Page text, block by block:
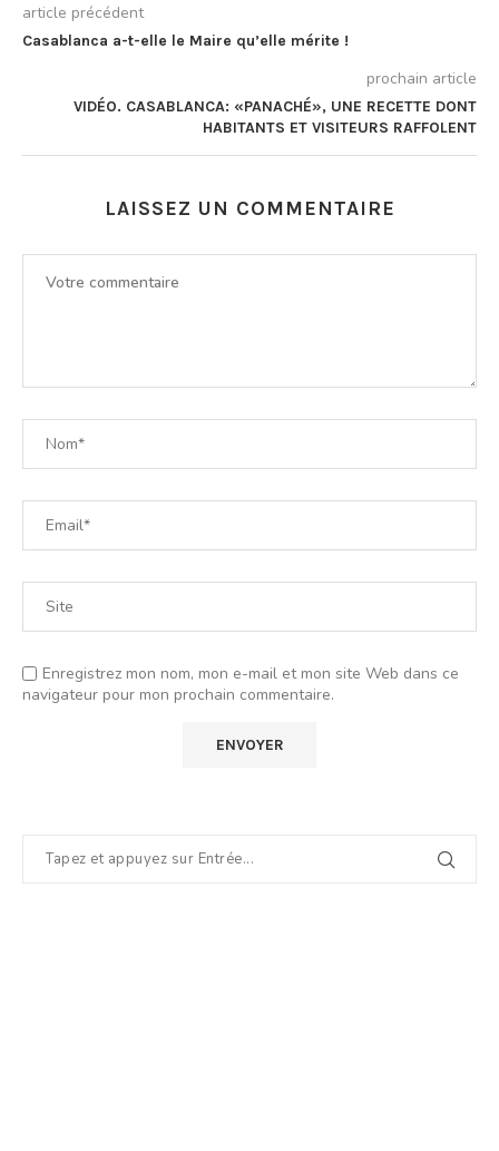
article précédent
Casablanca a-t-elle le Maire qu’elle mérite !
prochain article
VIDÉO. CASABLANCA: «PANACHÉ», UNE RECETTE DONT
HABITANTS ET VISITEURS RAFFOLENT
LAISSEZ UN COMMENTAIRE
Enregistrez mon nom, mon e-mail et mon site Web dans ce
navigateur pour mon prochain commentaire.